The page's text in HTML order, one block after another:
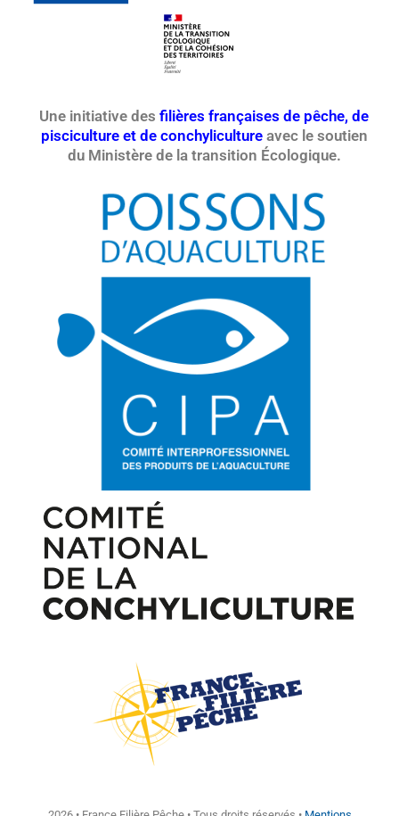
Une initiative des filières françaises de pêche, de
pisciculture et de conchylicultureavec le soutien
du Ministère de la transition Écologique.